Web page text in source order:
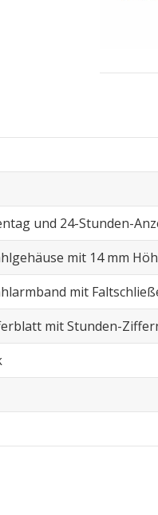
und 24-Stunden-
mit 14 mm
mit
mit Stunden-